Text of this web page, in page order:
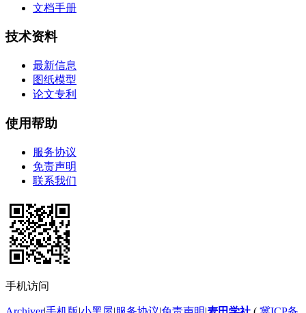
文档手册
技术资料
最新信息
图纸模型
论文专利
使用帮助
服务协议
免责声明
联系我们
手机访问